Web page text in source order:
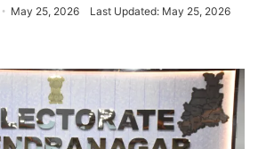
May 25, 2026 Last Updated: May 25, 2026